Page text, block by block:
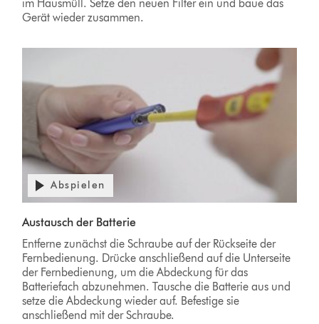
im Hausmüll. Setze den neuen Filter ein und baue das
Gerät wieder zusammen.
Abspielen
Austausch der Batterie
Entferne zunächst die Schraube auf der Rückseite der
Fernbedienung. Drücke anschließend auf die Unterseite
der Fernbedienung, um die Abdeckung für das
Batteriefach abzunehmen. Tausche die Batterie aus und
setze die Abdeckung wieder auf. Befestige sie
anschließend mit der Schraube.